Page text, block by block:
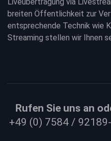
breiten Öffentlichkeit zur
entsprechende Technik wie
Streaming stellen wir Ihnen
Rufen Sie uns an
+49 (0) 7584 /